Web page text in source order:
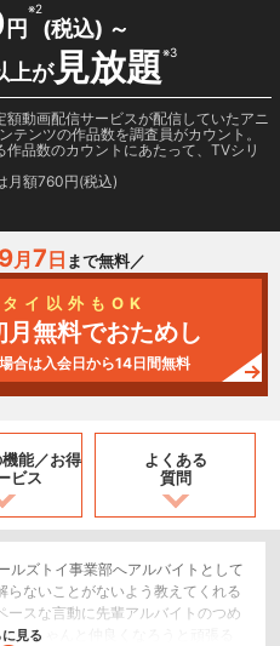
円
※2
(税込) ～
上が見放題※3
動画配信サービスが配信していたアニ
テンツの作品数を調査員がカウント。
品数のカウントにあたって、TVシリ
月額760円(税込)
9月 7 日 まで無料／
イ以外もOK
無料でおためし
合は入会日から14日間無料
能／お得
ビス
よくある
質問
ルズトイ事業部へアルバイトとして
らないことがないよう教えてくれる
ースな言動に先輩アルバイトのつめ
りちゃんと仲良くなろうと頑張る
見る